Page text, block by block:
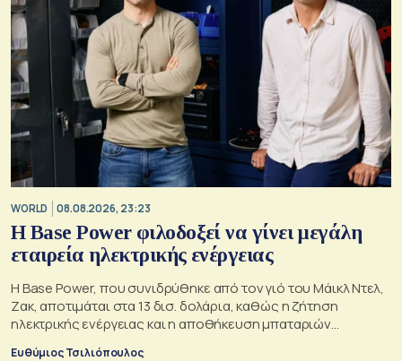
WORLD 08.08.2026, 23:23
Η Base Power φιλοδοξεί να γίνει μεγάλη
εταιρεία ηλεκτρικής ενέργειας
Η Base Power, που συνιδρύθηκε από τον γιό του Μάικλ Ντελ,
Ζακ, αποτιμάται στα 13 δισ. δολάρια, καθώς η ζήτηση
ηλεκτρικής ενέργειας και η αποθήκευση μπαταριών
Ευθύμιος Τσιλιόπουλος